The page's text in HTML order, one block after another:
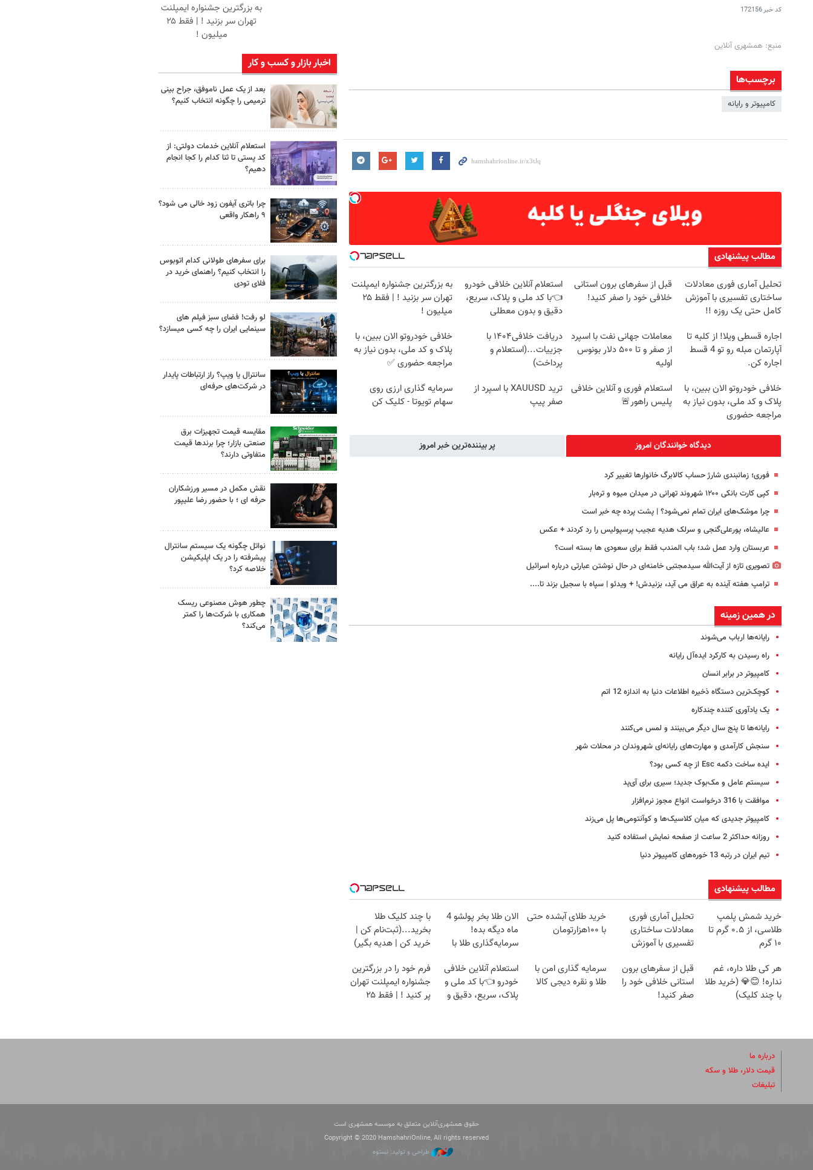
کد خبر172156
منبع: همشهری آنلاین
برچسب‌ها
کامپیوتر و رایانه
مطالب پیشنهادی
تحلیل آماری فوری معادلات
ساختاری تفسیری با آموزش
کامل حتی یک روزه !!
قبل از سفرهای برون استانی
خلافی خود را صفر کنید!
استعلام آنلاین خلافی خودرو
👈با کد ملی و پلاک، سریع،
دقیق و بدون معطلی
به بزرگترین جشنواره ایمپلنت
تهران سر بزنید ! | فقط ۲۵
میلیون !
اجاره‌ قسطی ویلا! از کلبه تا
آپارتمان مبله رو تو 4 قسط
اجاره کن.
معاملات جهانی نفت با اسپرد
از صفر و تا ۵۰۰ دلار بونوس
اولیه
دریافت خلافی۱۴۰۴ با
جزییات...(استعلام و
پرداخت)
خلافی خودروتو الان ببین، با
پلاک و کد ملی، بدون نیاز به
مراجعه حضوری ✅
خلافی خودروتو الان ببین، با
پلاک و کد ملی، بدون نیاز به
مراجعه حضوری
استعلام فوری و آنلاین خلافی
پلیس راهور🚨
ترید XAUUSD با اسپرد از
صفر پیپ
سرمایه گذاری ارزی روی
سهام تویوتا - کلیک کن
دیدگاه خوانندگان امروز پر بیننده‌ترین خبر امروز
فوری؛ زمانبندی‌ شارژ حساب کالابرگ خانوارها تغییر کرد
کپی کارت بانکی ۱۲۰۰ شهروند تهرانی در میدان میوه و تره‌بار
چرا موشک‌های ایران تمام نمی‌شود؟ | پشت پرده چه خبر است
عالیشاه، پورعلی‌گنجی و سرلک هدیه عجیب پرسپولیس را رد کردند + عکس
عربستان وارد عمل شد؛ باب المندب فقط برای سعودی ها بسته است؟
تصویری تازه از آیت‌الله سیدمجتبی خامنه‌ای در حال نوشتن عبارتی درباره اسرائیل
ترامپ هفته آینده به عراق می آید، بزنیدش! + ویدئو | سپاه با سجیل بزند تا....
در همین زمینه
رایانه‌ها ارباب می‌شوند
راه رسیدن به کارکرد ایده‌آل رایانه
کامپیوتر در برابر انسان‌
کوچک‌ترین دستگاه ذخیره اطلاعات دنیا به اندازه 12 اتم
یک یادآوری کننده چندکاره
رایانه‌ها تا پنج سال دیگر می‌بینند و لمس می‌کنند
سنجش کارآمدی و مهارت‌های رایانه‌ای شهروندان در محلات شهر
ایده ساخت دکمه Esc از چه کسی بود؟
سیستم عامل و مک‌بوک جدید؛ سیری برای آی‌پد
موافقت با 316 درخواست انواع مجوز نرم‌افزار
کامپیوتر جدیدی که میان کلاسیک‌ها و کوآنتومی‌ها پل می‌زند
روزانه حداکثر 2 ساعت از صفحه نمایش استفاده کنید
تیم ایران در رتبه 13 خوره‌های کامپیوتر دنیا
مطالب پیشنهادی
خرید شمش پلمپ
طلاسی، از ۰.۵ گرم تا
۱۰ گرم
تحلیل آماری فوری
معادلات ساختاری
تفسیری با آموزش
خرید طلای آبشده حتی
با ۱۰۰هزارتومان
الان طلا بخر پولشو 4
ماه دیگه بده!
سرمایه‌گذاری طلا با
با چند کلیک طلا
بخرید...(ثبت‌نام کن |
خرید کن | هدیه بگیر)
هر کی طلا داره، غم
نداره! 😊💎 (خرید طلا
با چند کلیک)
قبل از سفرهای برون
استانی خلافی خود را
صفر کنید!
سرمایه گذاری امن با
طلا و نقره دیجی کالا
استعلام آنلاین خلافی
خودرو 👈با کد ملی و
پلاک، سریع، دقیق و
فرم خود را در بزرگترین
جشنواره ایمپلنت تهران
پر کنید ! | فقط ۲۵
به بزرگترین جشنواره ایمپلنت
تهران سر بزنید ! | فقط ۲۵
میلیون !
اخبار بازار و کسب و کار
بعد از یک عمل ناموفق، جراح بینی
ترمیمی را چگونه انتخاب کنیم؟
استعلام آنلاین خدمات دولتی: از
کد پستی تا ثنا کدام را کجا انجام
دهیم؟
چرا باتری آیفون زود خالی می شود؟
۹ راهکار واقعی
برای سفرهای طولانی کدام اتوبوس
را انتخاب کنیم؟ راهنمای خرید در
فلای تودی
لو رفت! فضای سبز فیلم های
سینمایی ایران را چه کسی میسازد؟
سانترال یا ویپ؟ راز ارتباطات پایدار
در شرکت‌های حرفه‌ای
مقایسه قیمت تجهیزات برق
صنعتی بازار؛ چرا برندها قیمت
متفاوتی دارند؟
نقش مکمل در مسیر ورزشکاران
حرفه ای ؛ با حضور رضا علیپور
نواتل چگونه یک سیستم سانترال
پیشرفته را در یک اپلیکیشن
خلاصه کرد؟
چطور هوش مصنوعی ریسک
همکاری با شرکت‌ها را کمتر
می‌کند؟
درباره ما
قیمت دلار، طلا و سکه
تبلیغات
حقوق همشهری‌آنلاین متعلق به موسسه همشهری است
Copyright © 2020 HamshahriOnline, All rights reserved
طراحی و تولید: نستوه